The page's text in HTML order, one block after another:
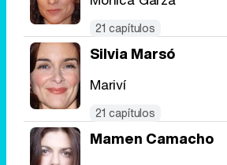
21 capítulos
Silvia Marsó
Mariví
21 capítulos
Mamen Camacho